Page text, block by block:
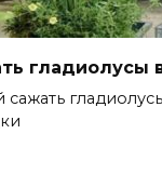
гладиолусы
сажать